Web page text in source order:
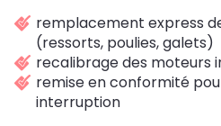
remplacement express
(ressorts, poulies, galets)
recalibrage des moteurs
remise en conformité
interruption